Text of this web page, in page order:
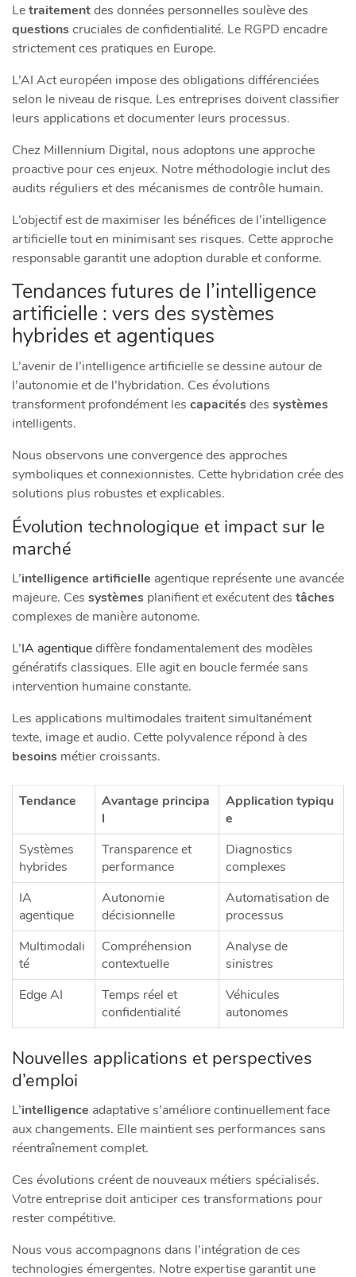
Letraitementdes données personnelles soulève des
questionscruciales de confidentialité. Le RGPD encadre
strictement ces pratiques en Europe.
L’AI Act européen impose des obligations différenciées
selon le niveau de risque. Les entreprises doivent classifier
leurs applications et documenter leurs processus.
Chez Millennium Digital, nous adoptons une approche
proactive pour ces enjeux. Notre méthodologie inclut des
audits réguliers et des mécanismes de contrôle humain.
L’objectif est de maximiser les bénéfices de l’intelligence
artificielle tout en minimisant ses risques. Cette approche
responsable garantit une adoption durable et conforme.
Tendances futures de l’intelligence
artificielle : vers des systèmes
hybrides et agentiques
L’avenir de l’intelligence artificielle se dessine autour de
l’autonomie et de l’hybridation. Ces évolutions
transforment profondément les capacitésdes systèmes
intelligents.
Nous observons une convergence des approches
symboliques et connexionnistes. Cette hybridation crée des
solutions plus robustes et explicables.
Évolution technologique et impact sur le
marché
L’intelligence artificielle agentique représente une avancée
majeure. Ces systèmes planifient et exécutent des tâches
complexes de manière autonome.
L’IA agentiquediffère fondamentalement des modèles
génératifs classiques. Elle agit en boucle fermée sans
intervention humaine constante.
Les applications multimodales traitent simultanément
texte, image et audio. Cette polyvalence répond à des
besoins métier croissants.
Tendance
Avantage principa
l
Application typiqu
e
Systèmes
hybrides
Transparence et
performance
Diagnostics
complexes
IA
agentique
Autonomie
décisionnelle
Automatisation de
processus
Multimodali
té
Compréhension
contextuelle
Analyse de
sinistres
Edge AI
Temps réel et
confidentialité
Véhicules
autonomes
Nouvelles applications et perspectives
d’emploi
L’intelligence adaptative s’améliore continuellement face
aux changements. Elle maintient ses performances sans
réentraînement complet.
Ces évolutions créent de nouveaux métiers spécialisés.
Votre entreprise doit anticiper ces transformations pour
rester compétitive.
Nous vous accompagnons dans l’intégration de ces
technologies émergentes. Notre expertise garantit une